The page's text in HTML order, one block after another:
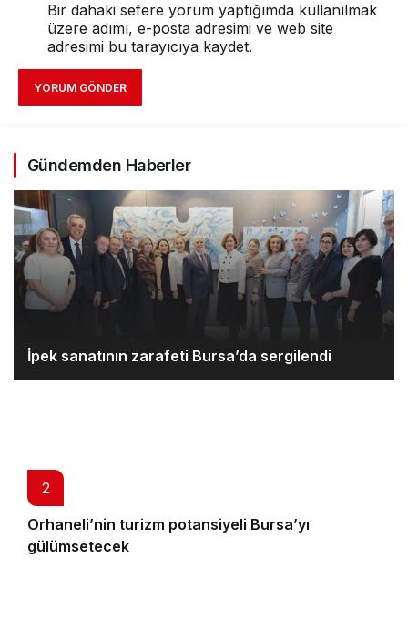
Bir dahaki sefere yorum yaptığımda kullanılmak
üzere adımı, e-posta adresimi ve web site
adresimi bu tarayıcıya kaydet.
YORUM GÖNDER
Gündemden Haberler
İpek sanatının zarafeti Bursa’da sergilendi
2
Orhaneli’nin turizm potansiyeli Bursa’yı
gülümsetecek